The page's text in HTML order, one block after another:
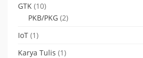
GTK (10)
PKB/PKG (2)
IoT (1)
Karya Tulis (1)